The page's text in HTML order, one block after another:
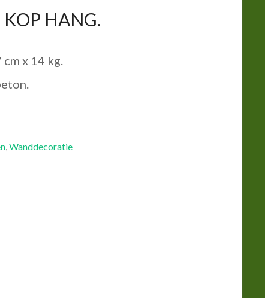
HANG.
x 14 kg.
,Wanddecoratie